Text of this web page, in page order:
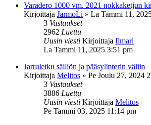
Varadero 1000 vm. 2021 nokkaketjun
Kirjoittaja JarmoLi » La Tammi 11,
3 Vastaukset
2962 Luettu
Uusin viesti Kirjoittaja Ilmari
La Tammi 11, 2025 3:51 pm
Jarruletku säiliön ja pääsylinterin väliin
Kirjoittaja Melitos » Pe Joulu 27, 2024
3 Vastaukset
3886 Luettu
Uusin viesti Kirjoittaja Melitos
Pe Tammi 03, 2025 11:14 pm